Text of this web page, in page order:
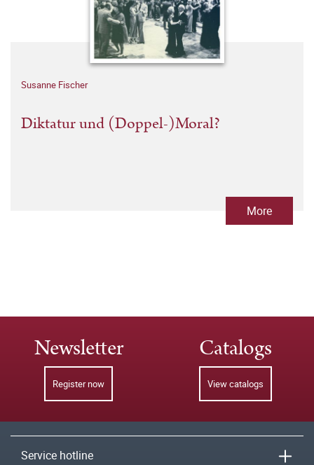
Susanne Fischer
Diktatur und (Doppel-)Moral?
More
Newsletter
Register now
Catalogs
View catalogs
Service hotline